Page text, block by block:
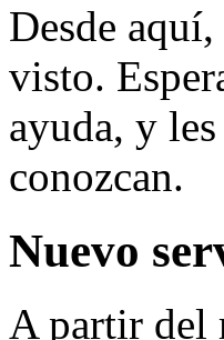
Desde
visto.
ayuda, y
conozcan.
Nuevo
A partir del